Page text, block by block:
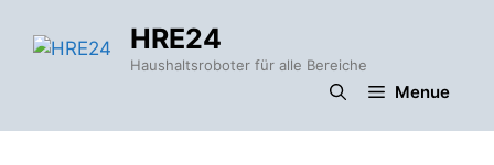
Inhalt
HRE24
Haushaltsroboter für alle Bereiche
Menue